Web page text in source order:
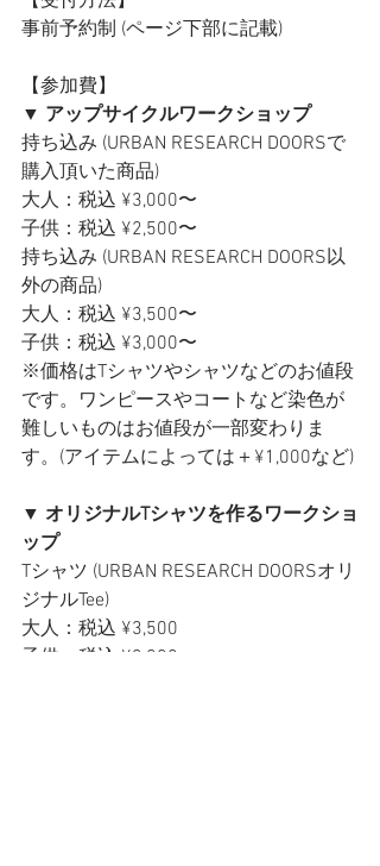
事前予約制 (ページ下部に記載)
【参加費】
▼ アップサイクルワークショップ
持ち込み (URBAN RESEARCH DOORSで
購入頂いた商品)
大人：税込 ¥3,000〜
子供：税込 ¥2,500〜
持ち込み (URBAN RESEARCH DOORS以
外の商品)
大人：税込 ¥3,500〜
子供：税込 ¥3,000〜
※価格はTシャツやシャツなどのお値段
です。ワンピースやコートなど染色が
難しいものはお値段が一部変わりま
す。(アイテムによっては＋¥1,000など)
▼ オリジナルTシャツを作るワークショ
ップ
Tシャツ (URBAN RESEARCH DOORSオリ
ジナルTee)
大人：税込 ¥3,500
子供：税込 ¥3,000